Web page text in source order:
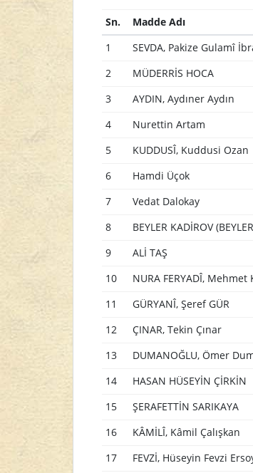
Sn. Madde Adı
1
SEVDA, Pakize Gulamî
2 MÜDERRİS HOCA
3 AYDIN, Aydıner Aydın
4 Nurettin Artam
5 KUDDUSÎ, Kuddusi Ozan
6 Hamdi Üçok
7 Vedat Dalokay
8 BEYLER KADİROV
9 ALİ TAŞ
10 NURA FERYADÎ, Mehmet
11 GÜRYANÎ, Şeref GÜR
12 ÇINAR, Tekin Çınar
13 DUMANOĞLU, Ömer
14 HASAN HÜSEYİN ÇİRKİN
15 ŞERAFETTİN SARIKAYA
16 KÂMİLÎ, Kâmil Çalışkan
17 FEVZİ, Hüseyin Fevzi